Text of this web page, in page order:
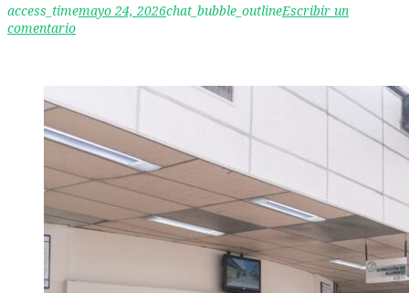
access_timemayo 24, 2026chat_bubble_outlineEscribir un
comentario